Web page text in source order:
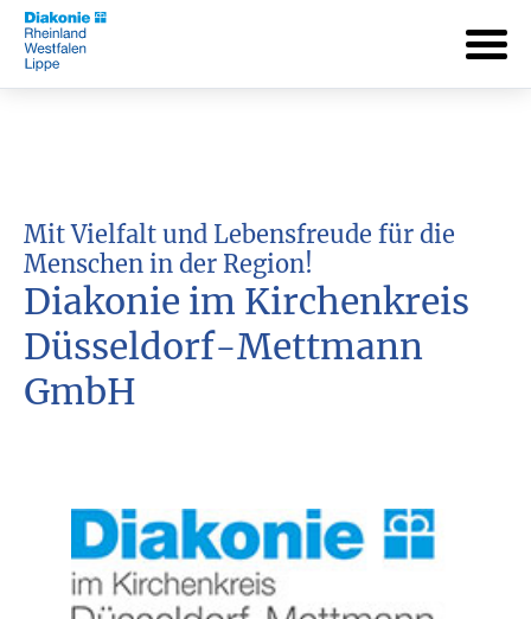
Mit Vielfalt und Lebensfreude für die
Menschen in der Region!
Diakonie im Kirchenkreis
Düsseldorf-Mettmann
GmbH